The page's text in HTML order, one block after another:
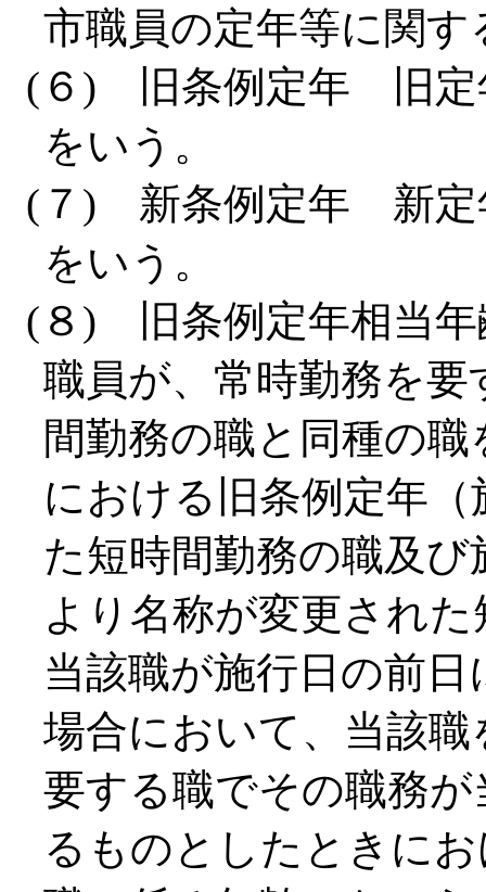
市職員の定年等に関
(６) 旧条例定年 旧定
をいう。
(７) 新条例定年 新定
をいう。
(８) 旧条例定年相当
職員が、常時勤務を
間勤務の職と同種の
における旧条例定年
た短時間勤務の職及
より名称が変更され
当該職が施行日の前
場合において、当該
要する職でその職務
るものとしたときに